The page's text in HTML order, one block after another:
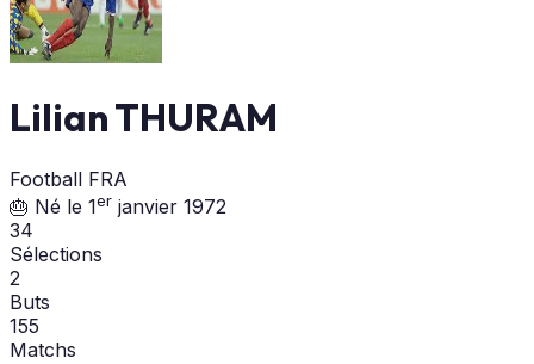
Lilian THURAM
Football FRA
🎂 Né le 1er janvier 1972
34
Sélections
2
Buts
155
Matchs